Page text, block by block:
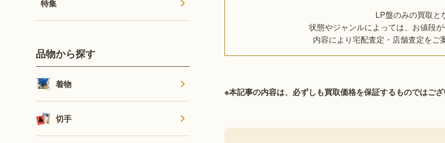
LP盤のみの買取と
状態やジャンルによっては、お値段
内容により宅配査定・店舗査定をご
※本記事の内容は、必ずしも買取価格を保証するものではご
特集
品物から探す
着物
切手